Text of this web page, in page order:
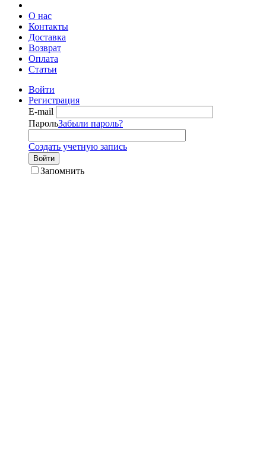
О нас
Контакты
Доставка
Возврат
Оплата
Статьи
Войти
Регистрация
E-mail
ПарольЗабыли пароль?
Создать учетную запись
Войти
Запомнить